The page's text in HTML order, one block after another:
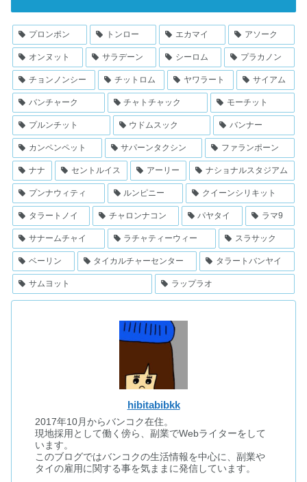
プロンポン トンロー エカマイ アソーク
オンヌット サラデーン シーロム プラカノン
チョンノンシー チットロム ヤワラート サイアム
バンチャーク チャトチャック モーチット
プルンチット ウドムスック バンナー
カンペンペット サパーンタクシン ファランポーン
ナナ セントルイス アーリー ナショナルスタジアム
プンナウィティ ルンピニー クイーンシリキット
タラートノイ チャロンナコン パヤタイ ラマ9
サナームチャイ ラチャティーウィー スラサック
ベーリン タイカルチャーセンター タラートバンヤイ
サムヨット ラップラオ
hibitabibkk
2017年10月からバンコク在住。
現地採用として働く傍ら、副業でWebライターをして
います。
このブログではバンコクの生活情報を中心に、副業や
タイの雇用に関する事を気ままに発信しています。